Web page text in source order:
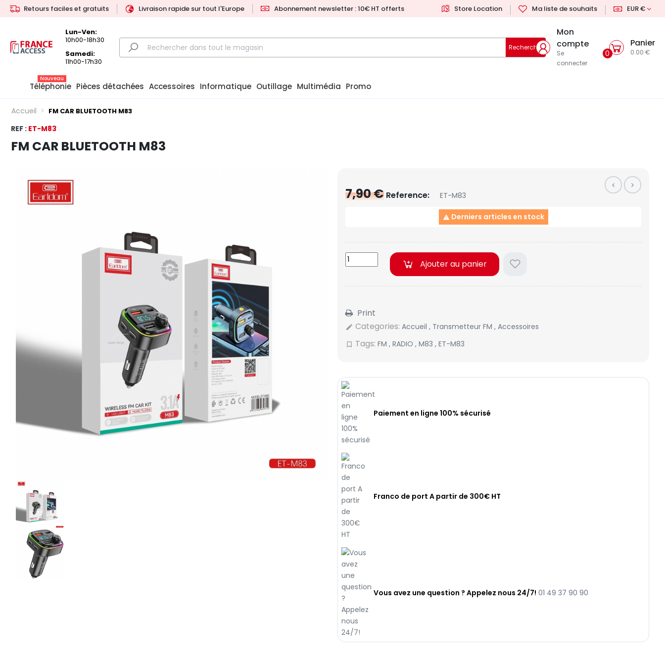
Retours faciles et gratuits Livraison rapide sur tout l'Europe Abonnement newsletter : 10€ HT offerts Store Location Ma liste de souhaits EUR €
Lun-Ven:
10h00-18h30
Samedi:
11h00-17h30
Rechercher
Mon
compte
Se
connecter
0
Panier
0.00 €
Téléphonie
Nouveau
Pièces détachées Accessoires Informatique Outillage Multimédia Promo
Accueil FM CAR BLUETOOTH M83
REF : ET-M83
FM CAR BLUETOOTH M83
7,90 € Reference: ET-M83
 Derniers articles en stock
Ajouter au panier
Print
edit Categories: Accueil , Transmetteur FM , Accessoires
bookmark_border Tags: FM , RADIO , M83 , ET-M83
Paiement en ligne 100% sécurisé
Franco de port A partir de 300€ HT
Vous avez une question ? Appelez nous 24/7! 01 49 37 90 90